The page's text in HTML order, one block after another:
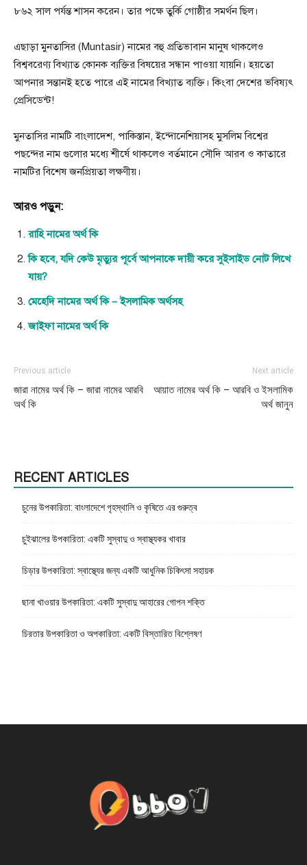
৮৬২ সাল পর্যন্ত শাসন করেন। তার পক্ষে তুর্কি গোষ্ঠীর সমর্থন ছিল।
এছাড়া মুনতাসির (Muntasir) নামের বহু প্রতিভাবান মানুষ থাকলেও
বিশ্ববরেণ্য বিখ্যাত কোনক ব্যক্তির বিষয়ের সন্ধান পাওয়া যায়নি। হয়তো
আপনার সন্তানই হতে পারে এই নামের বিখ্যাত ব্যক্তি। কিংবা দেশের ভবিষ্যৎ
প্রেসিডেন্ট!
মুনতাসির নামটি বাংলাদেশ, পাকিস্তান, ইন্দোনেশিয়াসহ মুসলিম বিশ্বের
পছন্দের নাম গুলাের মধ্যে শীর্ষে থাকলেও বর্তমানে সৌদি আরব ও কাতারে
নামটির বিশেষ জনপ্রিয়তা লক্ষণীয়।
আরও পড়ুন:
রাহি নামের অর্থ কি
কি হবে, যদি কেউ মৃত্যুর পূর্বে আপনাকে দায়ী করে সুইসাইড নোট লিখে
যায়?
মেহেদি নামের অর্থ কি – ইসলামিক অর্থসহ
জাইফা নামের অর্থ কি
Previous article
জারা নামের অর্থ কি – জারা নামের আরবি
অর্থ কি
Next article
আয়াত নামের অর্থ কি – আরবি ও ইসলামিক
অর্থ জানুন
RECENT ARTICLES
চুনের উপকারিতা: বাংলাদেশে গৃহস্থালি ও কৃষিতে এর গুরুত্ব
চুইঝালের উপকারিতা: একটি সুস্বাদু ও স্বাস্থ্যকর খাবার
চিড়ার উপকারিতা: স্বাস্থ্যের জন্য একটি আধুনিক চিকিৎসা সহায়ক
ছানা খাওয়ার উপকারিতা: একটি সুস্বাদু আহারের গোপন শক্তি
চিরতার উপকারিতা ও অপকারিতা: একটি বিস্তারিত বিশ্লেষণ